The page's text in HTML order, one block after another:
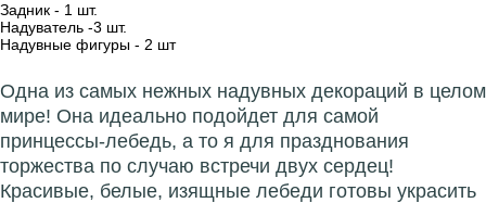
Задник - 1 шт.
Надуватель -3 шт.
Надувные фигуры - 2 шт
Одна из самых нежных надувных декораций в целом
мире! Она идеально подойдет для самой
принцессы-лебедь, а то я для празднования
торжества по случаю встречи двух сердец!
Красивые, белые, изящные лебеди готовы украсить